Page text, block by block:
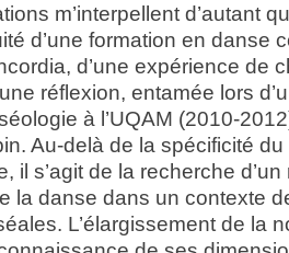
m’interpellent d’autant
d’une formation en danse
d’une expérience de
réflexion, entamée lors
à l’UQAM (2010-
Au-delà de la spécificité
il s’agit de la recherche d’un
la danse dans un contexte
L’élargissement de la